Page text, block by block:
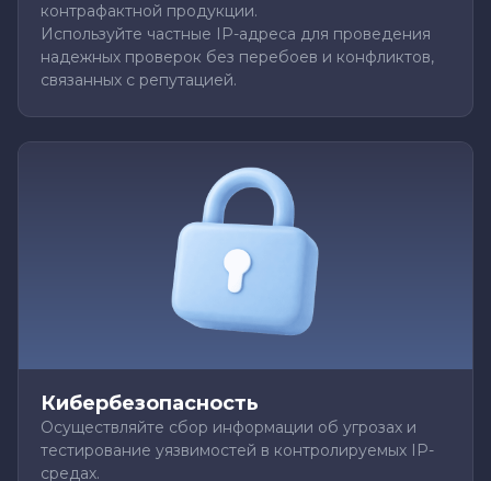
контрафактной продукции.
Используйте частные IP-адреса для проведения
надежных проверок без перебоев и конфликтов,
связанных с репутацией.
Кибербезопасность
Осуществляйте сбор информации об угрозах и
тестирование уязвимостей в контролируемых IP-
средах.